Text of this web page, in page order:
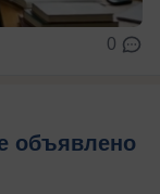
0
объявлено